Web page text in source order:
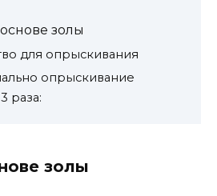
золы
для опрыскивания
опрыскивание
раза:
золы